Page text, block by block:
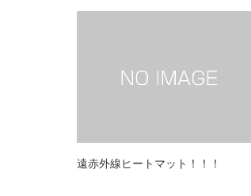
遠赤外線ヒートマット！！！